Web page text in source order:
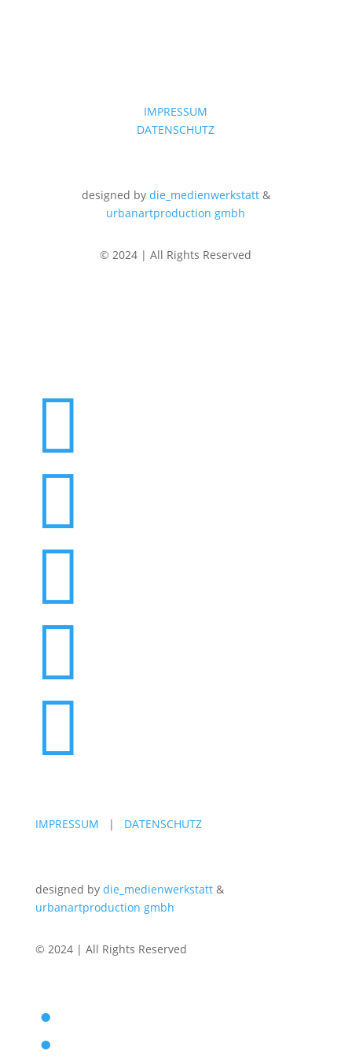
IMPRESSUM
DATENSCHUTZ
designed by die_medienwerkstatt &
urbanartproduction gmbh
© 2024 | All Rights Reserved





IMPRESSUM | DATENSCHUTZ
designed by die_medienwerkstatt&
urbanartproduction gmbh
© 2024 | All Rights Reserved
: